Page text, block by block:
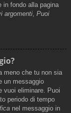
in fondo alla pagina
argomenti Puoi
meno che tu non sia
un messaggio
vuoi eliminare. Puoi
periodo di tempo
nel messaggio in